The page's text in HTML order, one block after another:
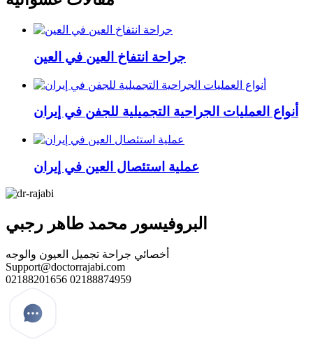
جراحة انتفاخ العين في العين
أنواع العمليات الجراحية التجميلية للجفن في إيران
عملية استئصال العين في إيران
البروفيسور محمد طاهر رجبي
أخصائي جراحة تجميل العيون والوجه
Support@doctorrajabi.com
02188201656 02188874959